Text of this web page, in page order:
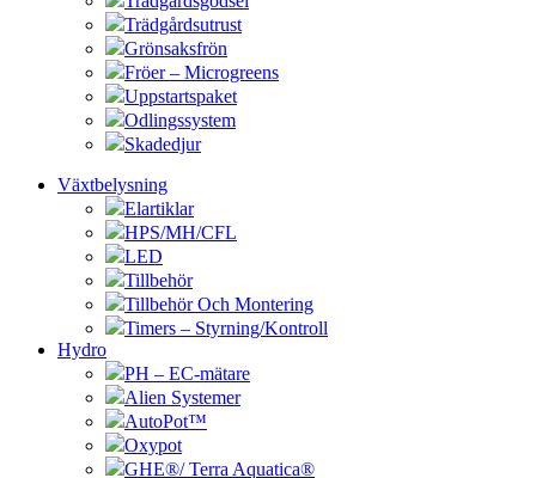
Trädgårdsutrust
Grönsaksfrön
Fröer – Microgreens
Uppstartspaket
Odlingssystem
Skadedjur
Växtbelysning
Elartiklar
HPS/MH/CFL
LED
Tillbehör
Tillbehör Och Montering
Timers – Styrning/Kontroll
Hydro
PH – EC-mätare
Alien Systemer
AutoPot™
Oxypot
GHE®/ Terra Aquatica®